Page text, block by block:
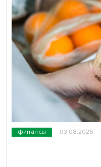
финансы 03.08.2026